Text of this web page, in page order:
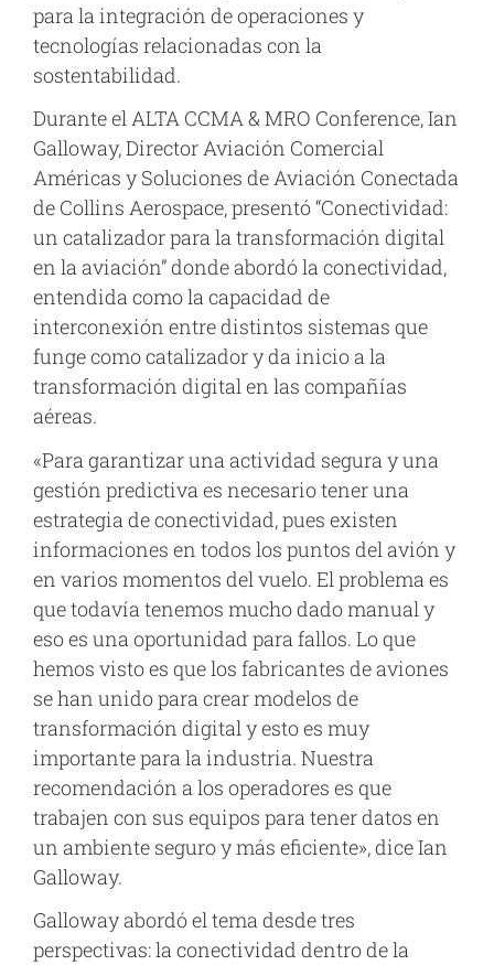
para la integración de operaciones y
tecnologías relacionadas con la
sostentabilidad.
Durante el ALTA CCMA & MRO Conference, Ian
Galloway, Director Aviación Comercial
Américas y Soluciones de Aviación Conectada
de Collins Aerospace, presentó “Conectividad:
un catalizador para la transformación digital
en la aviación” donde abordó la conectividad,
entendida como la capacidad de
interconexión entre distintos sistemas que
funge como catalizador y da inicio a la
transformación digital en las compañías
aéreas.
«Para garantizar una actividad segura y una
gestión predictiva es necesario tener una
estrategia de conectividad, pues existen
informaciones en todos los puntos del avión y
en varios momentos del vuelo. El problema es
que todavía tenemos mucho dado manual y
eso es una oportunidad para fallos. Lo que
hemos visto es que los fabricantes de aviones
se han unido para crear modelos de
transformación digital y esto es muy
importante para la industria. Nuestra
recomendación a los operadores es que
trabajen con sus equipos para tener datos en
un ambiente seguro y más eficiente», dice Ian
Galloway.
Galloway abordó el tema desde tres
perspectivas: la conectividad dentro de la